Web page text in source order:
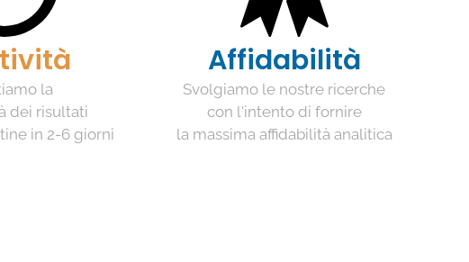
la
dei risultati
in 2-6 giorni
Affidabilità
Svolgiamo le nostre ricerche
con l'intento di fornire
la massima affidabilità analitica